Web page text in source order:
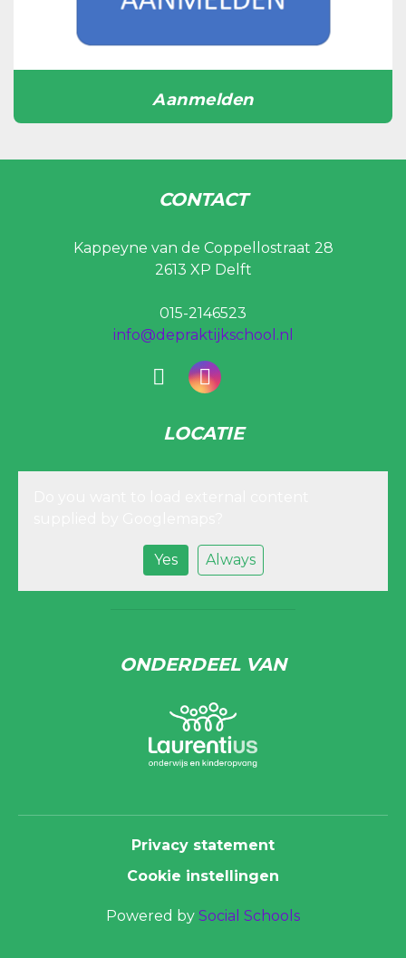
Aanmelden
CONTACT
Kappeyne van de Coppellostraat 28
2613 XP Delft
015-2146523
info@depraktijkschool.nl
LOCATIE
Yes Always
ONDERDEEL VAN
Privacy statement
Cookie instellingen
Powered by Social Schools